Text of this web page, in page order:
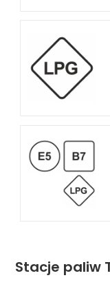
Stacje paliw